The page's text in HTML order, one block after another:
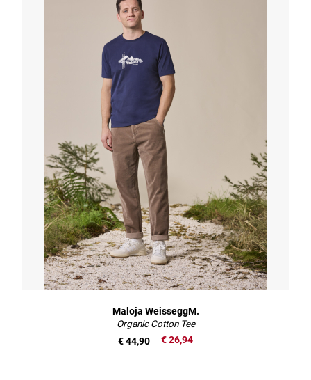
Maloja WeisseggM.
Organic Cotton Tee
€ 26,94
€ 44,90